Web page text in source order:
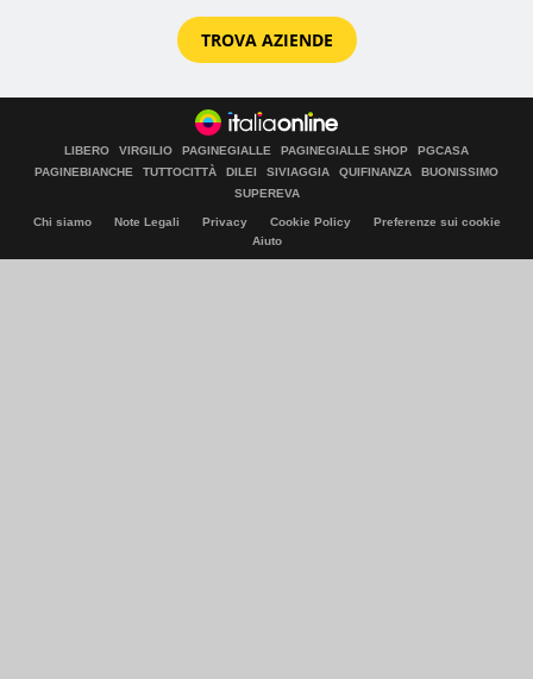
TROVA AZIENDE
LIBERO VIRGILIO PAGINEGIALLE PAGINEGIALLE SHOP
PGCASA
PAGINEBIANCHE
TUTTOCITTÀ DILEI SIVIAGGIA QUIFINANZA
BUONISSIMO
SUPEREVA
Chi siamo Note Legali Privacy Cookie Policy
Preferenze sui cookie
Aiuto